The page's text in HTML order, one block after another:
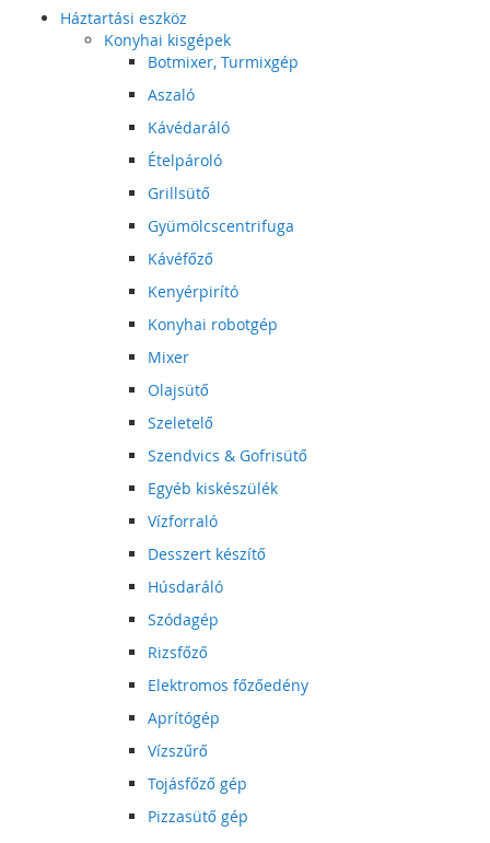
Háztartási eszköz
Konyhai kisgépek
Botmixer, Turmixgép
Aszaló
Kávédaráló
Ételpároló
Grillsütő
Gyümölcscentrifuga
Kávéfőző
Kenyérpirító
Konyhai robotgép
Mixer
Olajsütő
Szeletelő
Szendvics & Gofrisütő
Egyéb kiskészülék
Vízforraló
Desszert készítő
Húsdaráló
Szódagép
Rizsfőző
Elektromos főzőedény
Aprítógép
Vízszűrő
Tojásfőző gép
Pizzasütő gép